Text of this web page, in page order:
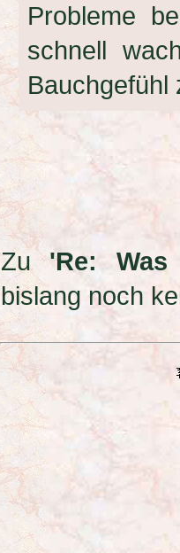
Probleme
schnell
Bauchgefühl
Zu'Re:
bislang noch